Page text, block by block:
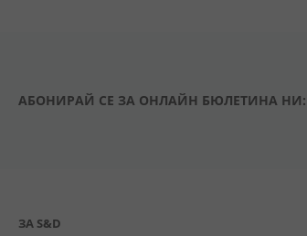
АБОНИРАЙ СЕ ЗА ОНЛАЙН БЮЛЕТИНА НИ:
ЗА S&D